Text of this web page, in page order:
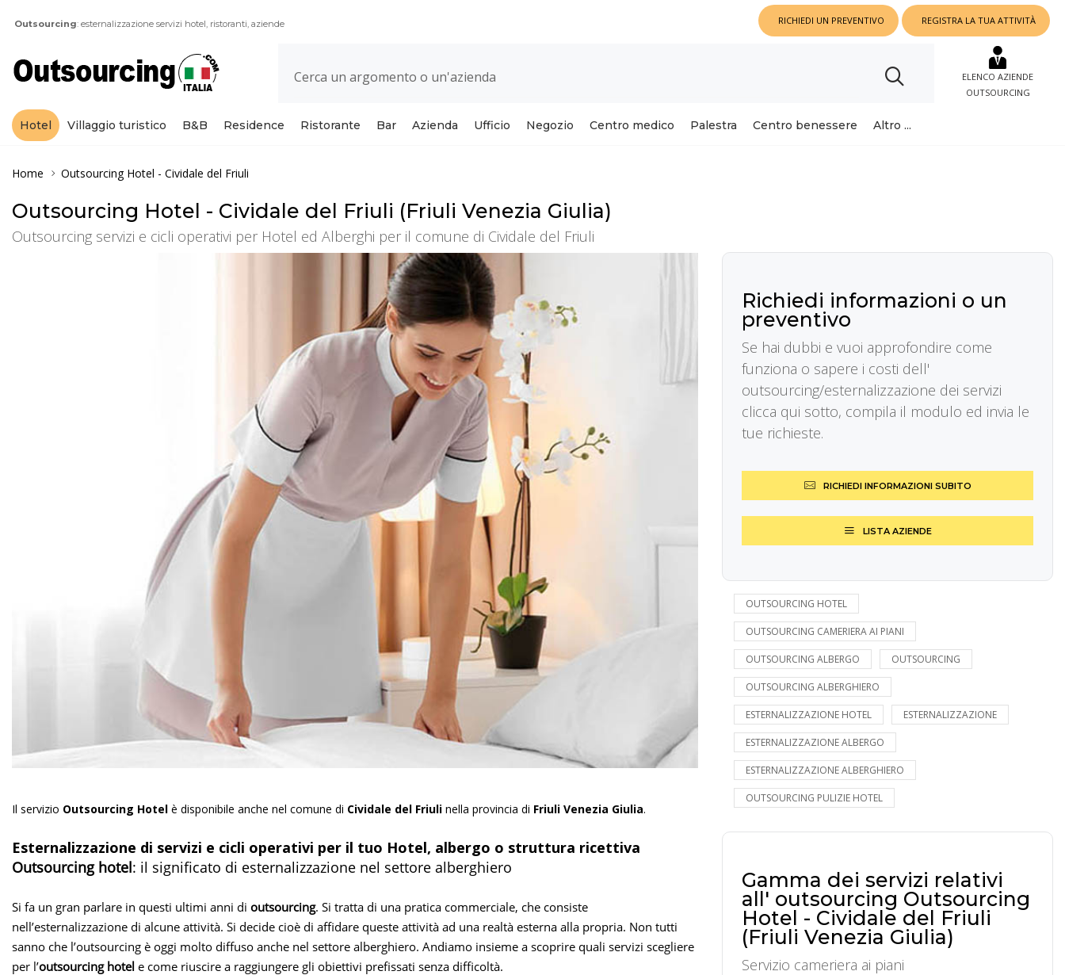
Outsourcing: esternalizzazione servizi hotel, ristoranti, aziende RICHIEDI UN PREVENTIVO REGISTRA LA TUA ATTIVITÀ
ELENCO AZIENDE
OUTSOURCING
Hotel Villaggio turistico B&B Residence Ristorante Bar Azienda Ufficio Negozio Centro medico Palestra Centro benessere Altro ...
Home Outsourcing Hotel - Cividale del Friuli
Outsourcing Hotel - Cividale del Friuli (Friuli Venezia Giulia)
Outsourcing servizi e cicli operativi per Hotel ed Alberghi per il comune di Cividale del Friuli
Il servizio Outsourcing Hotel è disponibile anche nel comune di Cividale del Friuli nella provincia di Friuli Venezia Giulia.
Esternalizzazione di servizi e cicli operativi per il tuo Hotel, albergo o struttura ricettiva
Outsourcing hotel: il significato di esternalizzazione nel settore alberghiero
Si fa un gran parlare in questi ultimi anni di outsourcing. Si tratta di una pratica commerciale, che consiste
nell’esternalizzazione di alcune attività. Si decide cioè di affidare queste attività ad una realtà esterna alla propria. Non tutti
sanno che l’outsourcing è oggi molto diffuso anche nel settore alberghiero. Andiamo insieme a scoprire quali servizi scegliere
per l’outsourcing hotel e come riuscire a raggiungere gli obiettivi prefissati senza difficoltà.
Richiedi informazioni o un
preventivo
Se hai dubbi e vuoi approfondire come
funziona o sapere i costi dell'
outsourcing/esternalizzazione dei servizi
clicca qui sotto, compila il modulo ed invia le
tue richieste.
RICHIEDI INFORMAZIONI SUBITO
LISTA AZIENDE
OUTSOURCING HOTEL
OUTSOURCING CAMERIERA AI PIANI
OUTSOURCING ALBERGO OUTSOURCING
OUTSOURCING ALBERGHIERO
ESTERNALIZZAZIONE HOTEL ESTERNALIZZAZIONE
ESTERNALIZZAZIONE ALBERGO
ESTERNALIZZAZIONE ALBERGHIERO
OUTSOURCING PULIZIE HOTEL
Gamma dei servizi relativi
all' outsourcing Outsourcing
Hotel - Cividale del Friuli
(Friuli Venezia Giulia)
Servizio cameriera ai piani